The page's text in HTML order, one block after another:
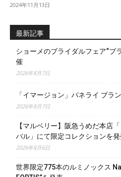
2024年11月13日
最新記事
ショーメのブライダルフェア“ブ
催
2026年8月7日
「イマージョン」パネライ ブラ
2026年8月7日
【マルベリー】阪急うめだ本店
バル」にて限定コレクションを発
2026年8月6日
世界限定775本のルミノックス